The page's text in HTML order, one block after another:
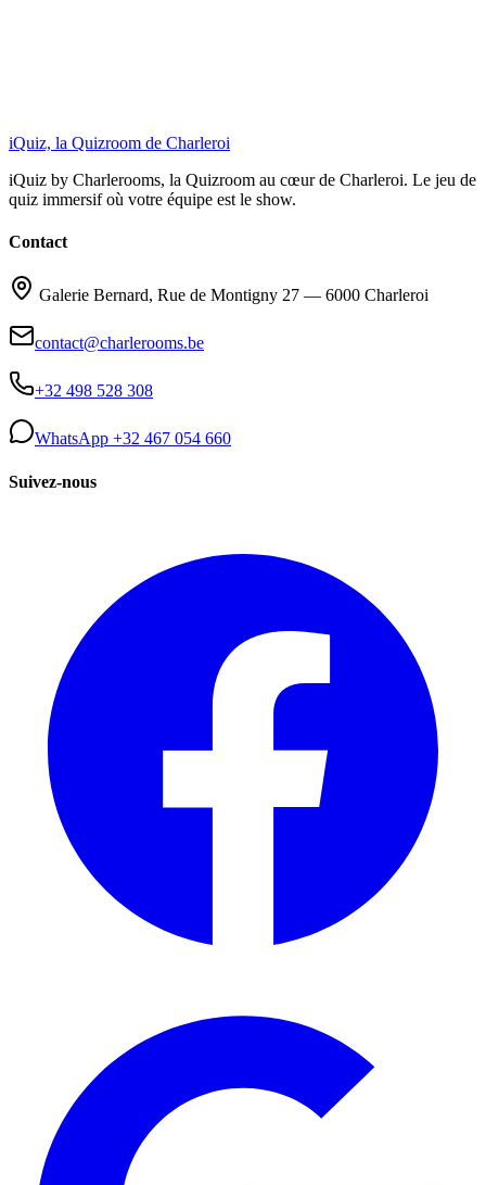
iQuiz, la Quizroom de Charleroi
iQuiz by Charlerooms, la Quizroom au cœur de Charleroi. Le jeu de
quiz immersif où votre équipe est le show.
Contact
Galerie Bernard, Rue de Montigny 27 — 6000 Charleroi
contact@charlerooms.be
+32 498 528 308
WhatsApp +32 467 054 660
Suivez-nous